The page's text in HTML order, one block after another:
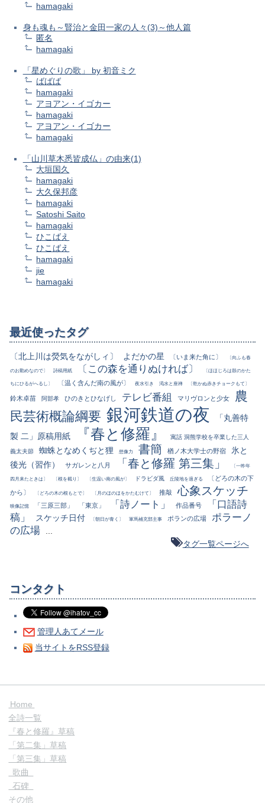
hamagaki
身も魂も～賢治と金田一家の人々(3)～他人篇
匿名
hamagaki
「星めぐりの歌」 by 初音ミク
ばばば
hamagaki
アヨアン・イゴカー
hamagaki
アヨアン・イゴカー
hamagaki
「山川草木悉皆成仏」の由来(1)
大垣国久
hamagaki
大久保邦彦
hamagaki
Satoshi Saito
hamagaki
ひこばえ
ひこばえ
hamagaki
jie
hamagaki
最近使ったタグ
〔北上川は熒気をながしィ〕 よだかの星 〔いま来た角に〕 〔向ふも春
のお勤めなので〕 詩稿用紙 〔この森を通りぬければ〕 〔ほほじろは鼓のかた
ちにひるがへるし〕 〔温く含んだ南の風が〕 夜水引き 渇水と座禅 〔乾かぬ赤きチョークもて〕
鈴木卓苗 阿部孝 ひのきとひなげし テレビ番組 マリヴロンと少女
農
民芸術概論綱要 銀河鉄道の夜
「丸善特
製 二」原稿用紙
『春と修羅』 寓話 洞熊学校を卒業した三人
義太夫節 蜘蛛となめくぢと狸 想像力 書簡 楢ノ木大学士の野宿
氷と
後光（習作）
サガレンと八月 「春と修羅 第三集」 〔一昨年
四月来たときは〕 〔根を截り〕 〔生温い南の風が〕 ドラビダ風 丘陵地を過ぎる
〔どろの木の下
から〕
〔どろの木の根もとで〕 〔月のほのほをかたむけて〕 推敲 心象スケッチ
映像記憶 「三原三部」 「東京」 「詩ノート」 作品番号
「口語詩
稿」
スケッチ日付 〔朝日が青く〕 軍馬補充部主事 ポランの広場
ポラーノ
の広場
タグ一覧ページへ
コンタクト
管理人あてメール
当サイトをRSS登録
Home
全詩一覧
『春と修羅』草稿
「第二集」草稿
「第三集」草稿
歌曲
石碑
その他